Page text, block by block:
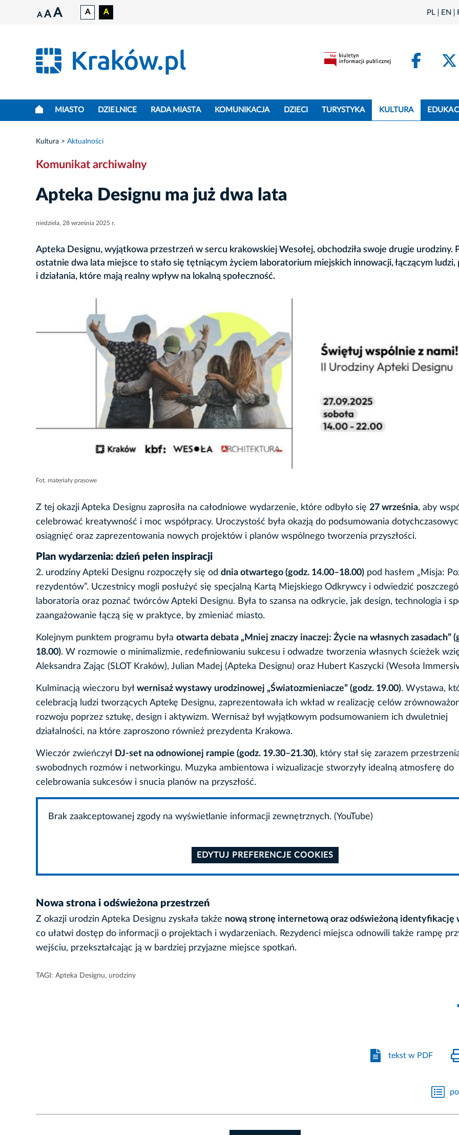
A A A A A PL EN
MIASTO DZIELNICE RADA MIASTA KOMUNIKACJA DZIECI TURYSTYKA KULTURA
Kultura Aktualności
Komunikat archiwalny
Apteka Designu ma już dwa lata
niedziela, 28 września 2025 r.
Apteka Designu, wyjątkowa przestrzeń w sercu krakowskiej Wesołej, obchodziła swoje drugie urodziny.
ostatnie dwa lata miejsce to stało się tętniącym życiem laboratorium miejskich innowacji, łączącym ludzi,
i działania, które mają realny wpływ na lokalną społeczność.
Fot. materiały prasowe
Z tej okazji Apteka Designu zaprosiła na całodniowe wydarzenie, które odbyło się 27 września, aby
celebrować kreatywność i moc współpracy. Uroczystość była okazją do podsumowania
osiągnięć oraz zaprezentowania nowych projektów i planów wspólnego tworzenia przyszłości.
Plan wydarzenia: dzień pełen inspiracji
2. urodziny Apteki Designu rozpoczęły się od dnia otwartego (godz. 14.00–18.00) pod hasłem „Misja:
rezydentów”. Uczestnicy mogli posłużyć się specjalną Kartą Miejskiego Odkrywcy i odwiedzić
laboratoria oraz poznać twórców Apteki Designu. Była to szansa na odkrycie, jak design, technologia i
zaangażowanie łączą się w praktyce, by zmieniać miasto.
Kolejnym punktem programu była otwarta debata „Mniej znaczy inaczej: Życie na własnych zasadach”
18.00). W rozmowie o minimalizmie, redefiniowaniu sukcesu i odwadze tworzenia własnych ścieżek
Aleksandra Zając (SLOT Kraków), Julian Madej (Apteka Designu) oraz Hubert Kaszycki (Wesoła
Kulminacją wieczoru był wernisaż wystawy urodzinowej „Światozmieniacze” (godz. 19.00). Wystawa,
celebracją ludzi tworzących Aptekę Designu, zaprezentowała ich wkład w realizację celów
rozwoju poprzez sztukę, design i aktywizm. Wernisaż był wyjątkowym podsumowaniem ich dwuletniej
działalności, na które zaproszono również prezydenta Krakowa.
Wieczór zwieńczył DJ-set na odnowionej rampie (godz. 19.30–21.30), który stał się zarazem
swobodnych rozmów i networkingu. Muzyka ambientowa i wizualizacje stworzyły idealną atmosferę do
celebrowania sukcesów i snucia planów na przyszłość.
Brak zaakceptowanej zgody na wyświetlanie informacji zewnętrznych. (YouTube)
EDYTUJ PREFERENCJE COOKIES
Nowa strona i odświeżona przestrzeń
Z okazji urodzin Apteka Designu zyskała także nową stronę internetową oraz odświeżoną identyfikację
co ułatwi dostęp do informacji o projektach i wydarzeniach. Rezydenci miejsca odnowili także rampę
wejściu, przekształcając ją w bardziej przyjazne miejsce spotkań.
TAGI: Apteka Designu, urodziny
tekst w PDF